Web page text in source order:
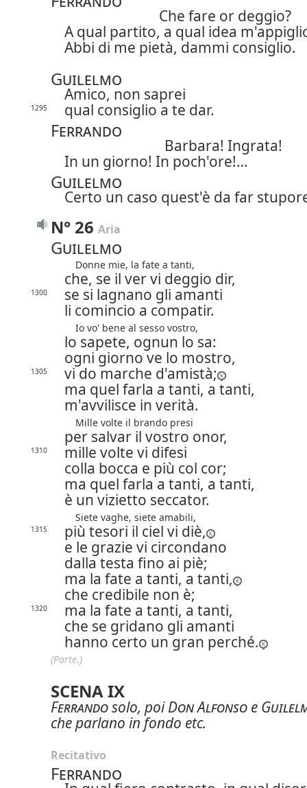
Che fare or deggio?
A qual partito, a qual idea
Abbi di me pietà, dammi consiglio.
Guilelmo
Amico, non saprei
1295 qual consiglio a te dar.
Ferrando
Barbara! Ingrata!
In un giorno! In poch'ore!…
Guilelmo
Certo un caso quest'è da far
N° 26 Aria
Guilelmo
Donne mie, la fate a tanti,
che, se il ver vi deggio dir,
1300
se si lagnano gli amanti
li comincio a compatir.
Io vo' bene al sesso vostro,
lo sapete, ognun lo sa:
ogni giorno ve lo mostro,
1305
vi do marche d'amistà;
ma quel farla a tanti, a tanti,
m'avvilisce in verità.
Mille volte il brando presi
per salvar il vostro onor,
1310
mille volte vi difesi
colla bocca e più col cor;
ma quel farla a tanti, a tanti,
è un vizietto seccator.
Siete vaghe, siete amabili,
1315
più tesori il ciel vi diè,
e le grazie vi circondano
dalla testa fino ai piè;
ma la fate a tanti, a tanti,
che credibile non è;
1320
ma la fate a tanti, a tanti,
che se gridano gli amanti
hanno certo un gran perché.
(Parte.)
SCENA IX
Ferrandosolo, poiDon Alfonso e
che parlano in fondo etc.
Recitativo
Ferrando